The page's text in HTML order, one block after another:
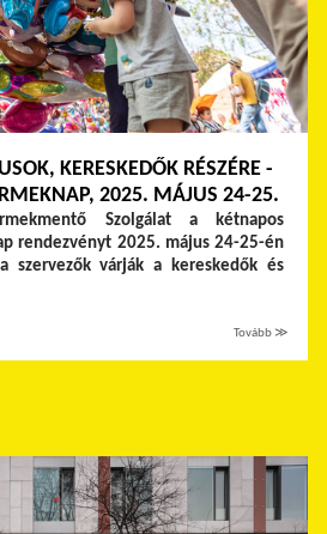
KERESKEDŐK RÉSZÉRE -
2025. MÁJUS 24-25.
Szolgálat a kétnapos
rendezvényt 2025. május 24-25-én
szervezők várják a kereskedők és
Tovább ≫